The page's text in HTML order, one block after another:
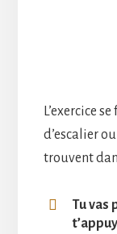
L’exercice
d’escalier
trouvent
Tu vas